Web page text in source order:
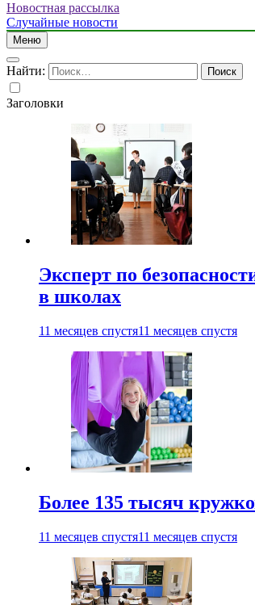
Новостная рассылка
Случайные новости
Меню
Найти:
Заголовки
Эксперт по
в школах
11 месяцев спустя11 месяцев спустя
Более 135 тысяч
11 месяцев спустя11 месяцев спустя